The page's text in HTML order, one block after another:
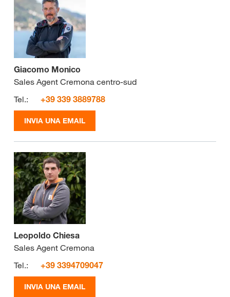
Giacomo Monico
Sales Agent Cremona centro-sud
Tel.:
+39 339 3889788
INVIA UNA EMAIL
Leopoldo Chiesa
Sales Agent Cremona
Tel.:
+39 3394709047
INVIA UNA EMAIL